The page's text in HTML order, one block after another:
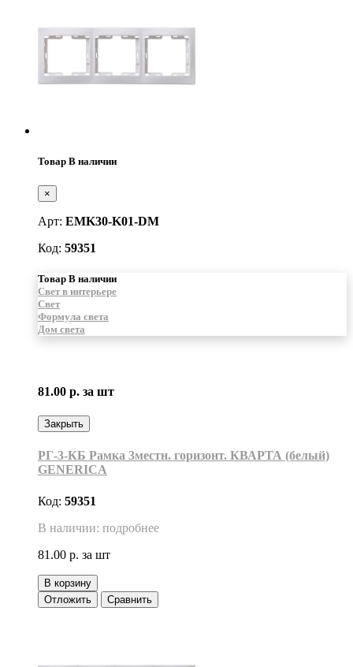
Товар В наличии
×
Арт: EMK30-K01-DM
Код: 59351
Товар В наличии
Свет в интерьере
Свет
Формула света
Дом света
81.00 р. за шт
Закрыть
РГ-3-КБ Рамка 3местн. горизонт. КВАРТА (белый)
GENERICA
Код: 59351
В наличии: подробнее
81.00 р. за шт
В корзину
Отложить
Сравнить